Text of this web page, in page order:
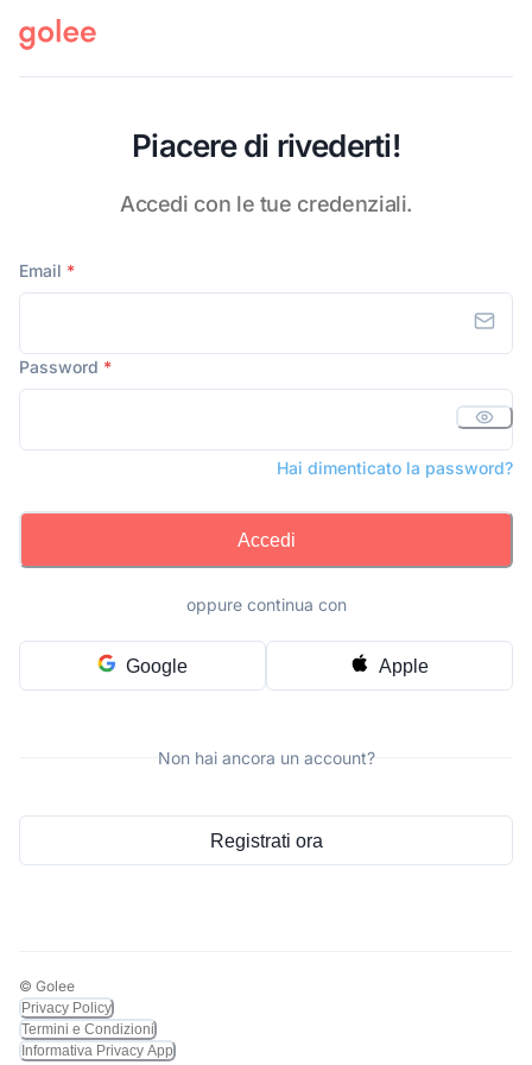
Piacere di rivederti!
Accedi con le tue credenziali.
Email *
Password *
Hai dimenticato la password?
Accedi
oppure continua con
Google Apple
Non hai ancora un account?
Registrati ora
© Golee
Privacy Policy
Termini e Condizioni
Informativa Privacy App